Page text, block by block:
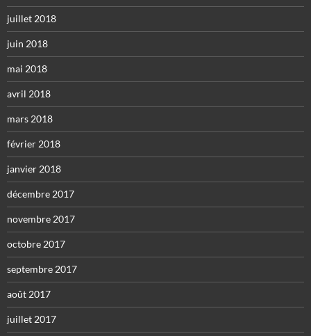
juillet 2018
juin 2018
mai 2018
avril 2018
mars 2018
février 2018
janvier 2018
décembre 2017
novembre 2017
octobre 2017
septembre 2017
août 2017
juillet 2017